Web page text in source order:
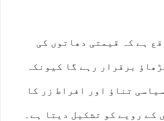
ہے کہ قیمتی دھاتوں کی
برقرار رہے گا کیونکہ
تناؤ اور افراط زر کا
کے رویے کو تشکیل دیتا ہے۔